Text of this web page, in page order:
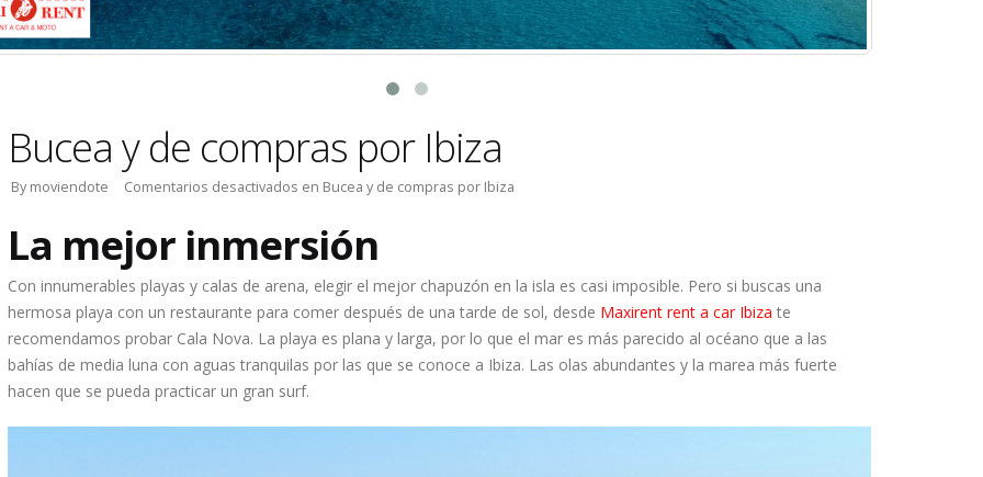
Bucea y de compras por Ibiza
By moviendote Comentarios desactivados en Bucea y de compras por Ibiza
La mejor inmersión
Con innumerables playas y calas de arena, elegir el mejor chapuzón en la isla es casi imposible. Pero si buscas una
hermosa playa con un restaurante para comer después de una tarde de sol, desde Maxirent rent a car Ibiza te
recomendamos probar Cala Nova. La playa es plana y larga, por lo que el mar es más parecido al océano que a las
bahías de media luna con aguas tranquilas por las que se conoce a Ibiza. Las olas abundantes y la marea más fuerte
hacen que se pueda practicar un gran surf.